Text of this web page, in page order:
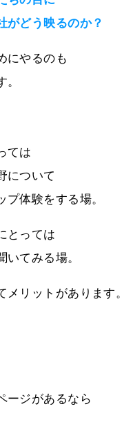
がどう映るのか？
にやるのも
ては
について
プ体験をする場。
とっては
いてみる場。
メリットがあります。
ージがあるなら